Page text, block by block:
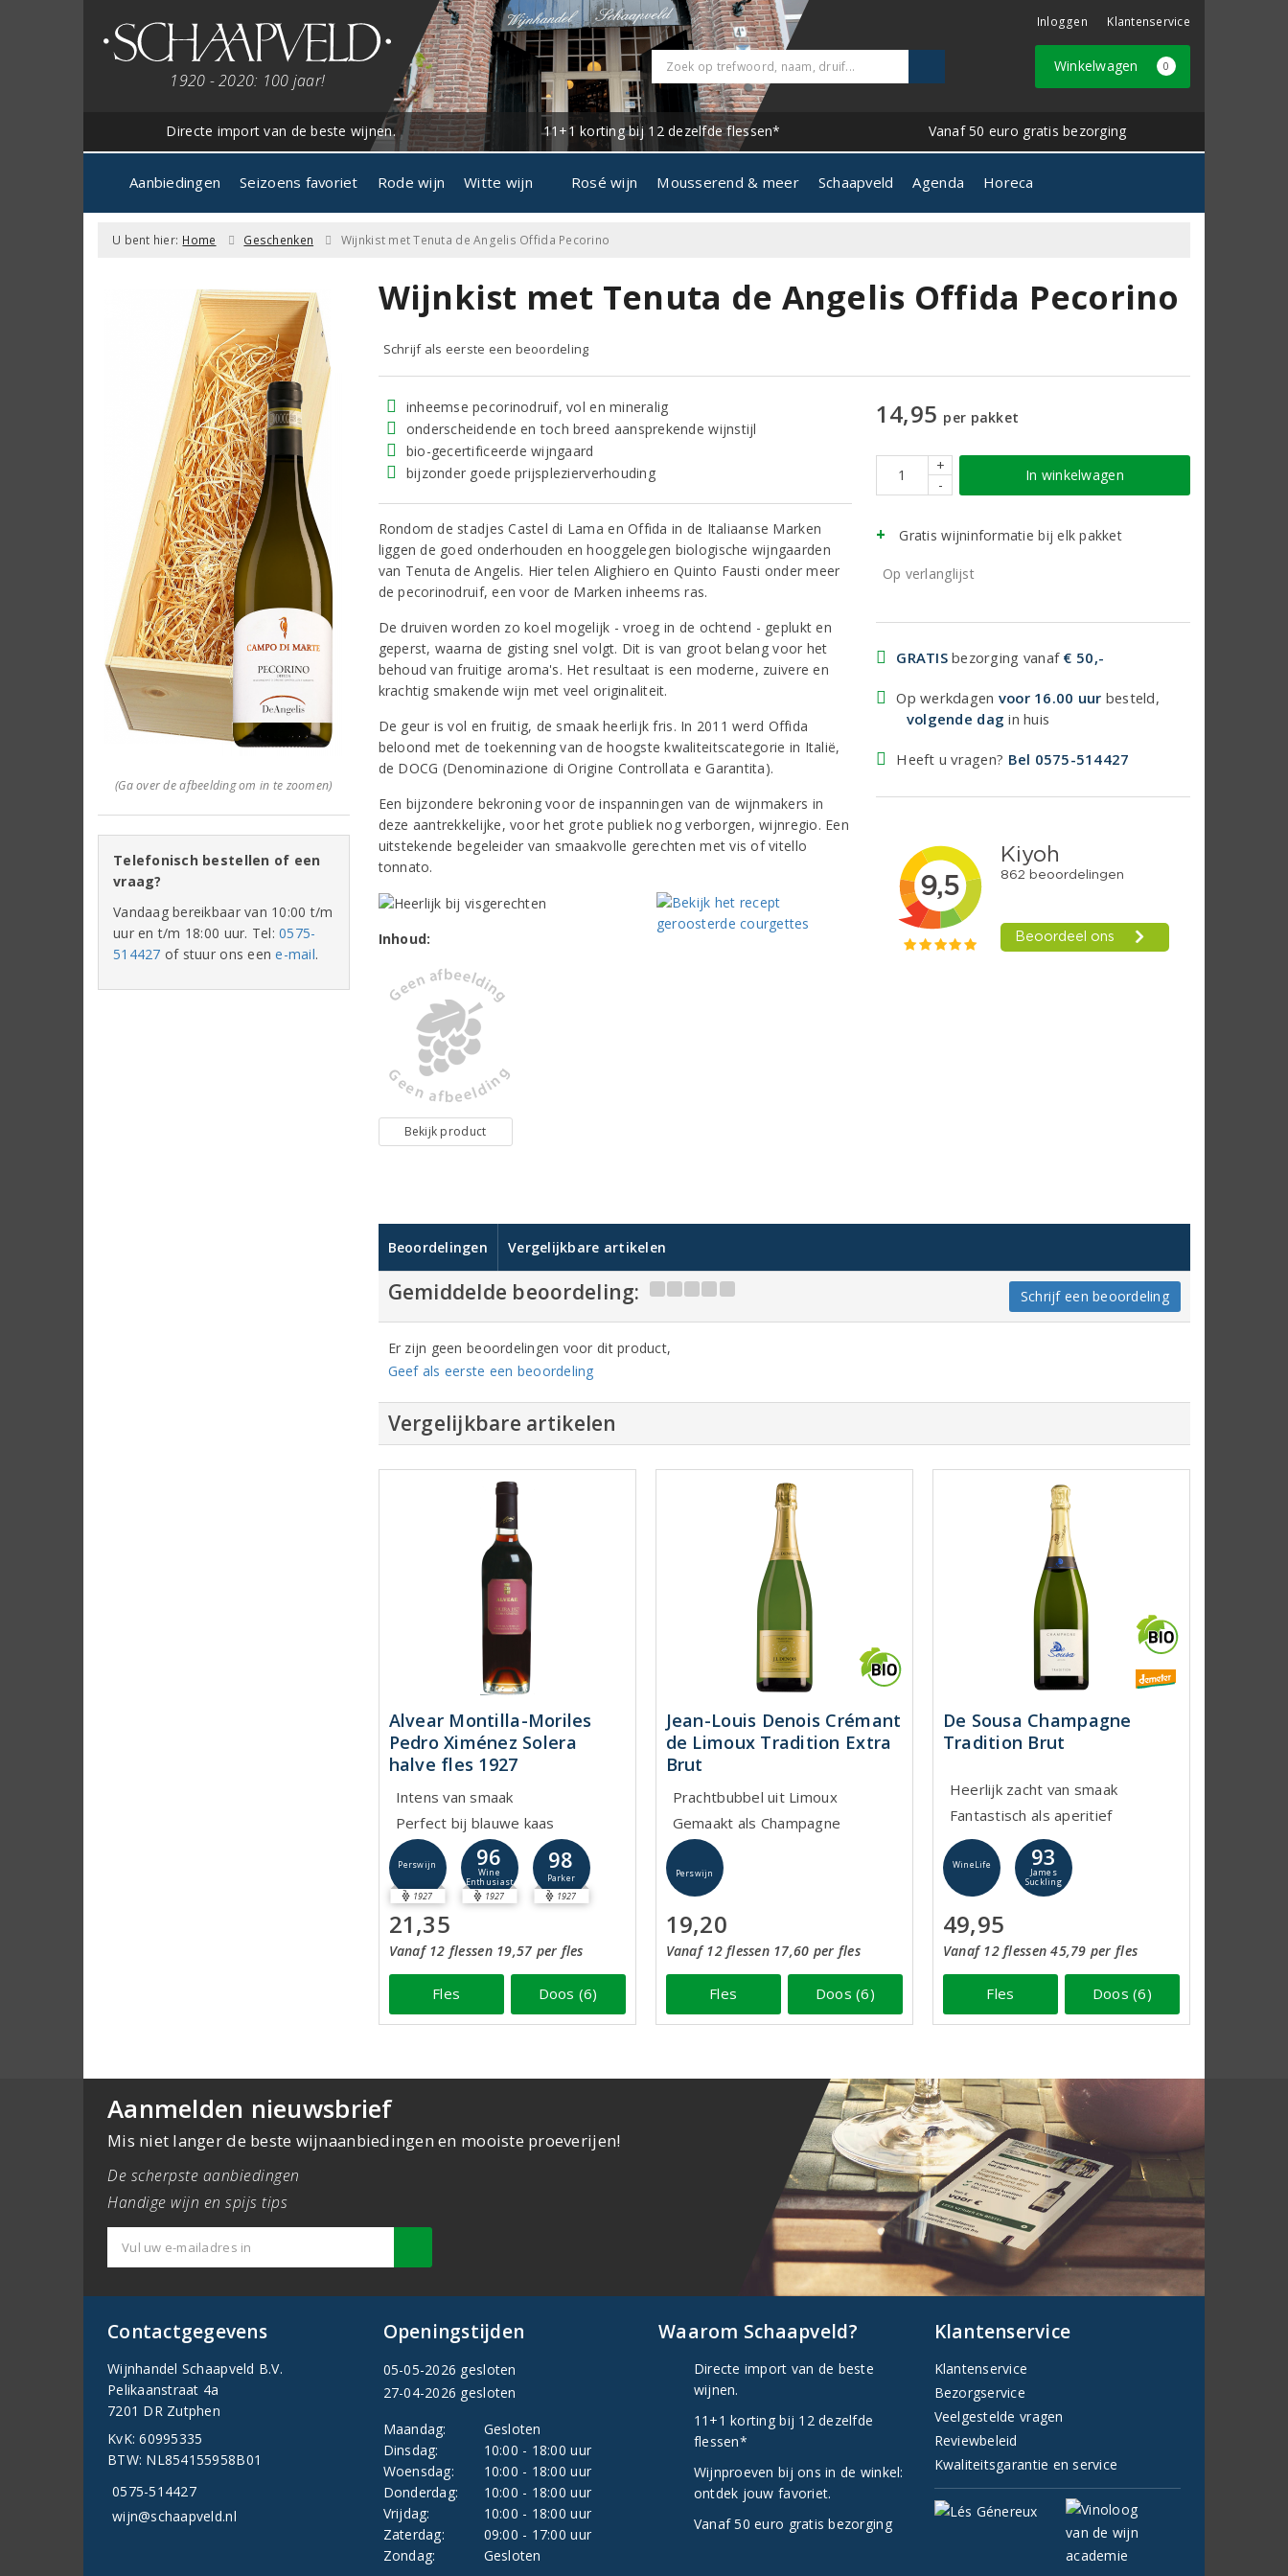
1920 - 2020: 100 jaar!
Inloggen Klantenservice
Winkelwagen 0
Directe import van de beste wijnen. 11+1 korting bij 12 dezelfde flessen* Vanaf 50 euro gratis bezorging
Aanbiedingen Seizoens favoriet Rode wijn Witte wijn Rosé wijn Mousserend & meer Schaapveld Agenda Horeca
U bent hier: Home Geschenken Wijnkist met Tenuta de Angelis Offida Pecorino
(Ga over de afbeelding om in te zoomen)
Telefonisch bestellen of een
vraag?
Vandaag bereikbaar van 10:00 t/m
uur en t/m 18:00 uur. Tel:0575-
514427 of stuur ons eene-mail.
Wijnkist met Tenuta de Angelis Offida Pecorino
Schrijf als eerste een beoordeling
inheemse pecorinodruif, vol en mineralig
onderscheidende en toch breed aansprekende wijnstijl
bio-gecertificeerde wijngaard
bijzonder goede prijsplezierverhouding
Rondom de stadjes Castel di Lama en Offida in de Italiaanse Marken
liggen de goed onderhouden en hooggelegen biologische wijngaarden
van Tenuta de Angelis. Hier telen Alighiero en Quinto Fausti onder meer
de pecorinodruif, een voor de Marken inheems ras.
De druiven worden zo koel mogelijk - vroeg in de ochtend - geplukt en
geperst, waarna de gisting snel volgt. Dit is van groot belang voor het
behoud van fruitige aroma's. Het resultaat is een moderne, zuivere en
krachtig smakende wijn met veel originaliteit.
De geur is vol en fruitig, de smaak heerlijk fris. In 2011 werd Offida
beloond met de toekenning van de hoogste kwaliteitscategorie in Italië,
de DOCG (Denominazione di Origine Controllata e Garantita).
Een bijzondere bekroning voor de inspanningen van de wijnmakers in
deze aantrekkelijke, voor het grote publiek nog verborgen, wijnregio. Een
uitstekende begeleider van smaakvolle gerechten met vis of vitello
tonnato.
Inhoud:
Bekijk product
14,95 per pakket
+
-
In winkelwagen
Gratis wijninformatie bij elk pakket
Op verlanglijst
GRATISbezorging vanaf € 50,-
Op werkdagen voor 16.00 uur besteld,
volgende dag in huis
Heeft u vragen? Bel 0575-514427
Beoordelingen Vergelijkbare artikelen
Gemiddelde beoordeling: Schrijf een beoordeling
Er zijn geen beoordelingen voor dit product,
Geef als eerste een beoordeling
Vergelijkbare artikelen
Alvear Montilla-Moriles
Pedro Ximénez Solera
halve fles 1927
Intens van smaak
Perfect bij blauwe kaas
Perswijn
1927
96
Wine
Enthusiast
1927
98
Parker
1927
21,35
Vanaf 12 flessen 19,57 per fles
Fles Doos (6)
Jean-Louis Denois Crémant
de Limoux Tradition Extra
Brut
Prachtbubbel uit Limoux
Gemaakt als Champagne
Perswijn
19,20
Vanaf 12 flessen 17,60 per fles
Fles Doos (6)
De Sousa Champagne
Tradition Brut
Heerlijk zacht van smaak
Fantastisch als aperitief
WineLife 93
James
Suckling
49,95
Vanaf 12 flessen 45,79 per fles
Fles Doos (6)
Aanmelden nieuwsbrief
Mis niet langer de beste wijnaanbiedingen en mooiste proeverijen!
De scherpste aanbiedingen
Handige wijn en spijs tips
Contactgegevens
Wijnhandel Schaapveld B.V.
Pelikaanstraat 4a
7201 DR Zutphen
KvK: 60995335
BTW: NL854155958B01
0575-514427
wijn@schaapveld.nl
Openingstijden
05-05-2026 gesloten
27-04-2026 gesloten
Maandag:
Gesloten
Dinsdag:
10:00 - 18:00 uur
Woensdag:
10:00 - 18:00 uur
Donderdag:
10:00 - 18:00 uur
Vrijdag:
10:00 - 18:00 uur
Zaterdag:
09:00 - 17:00 uur
Zondag:
Gesloten
Waarom Schaapveld?
Directe import van de beste
wijnen.
11+1 korting bij 12 dezelfde
flessen*
Wijnproeven bij ons in de winkel:
ontdek jouw favoriet.
Vanaf 50 euro gratis bezorging
Klantenservice
Klantenservice
Bezorgservice
Veelgestelde vragen
Reviewbeleid
Kwaliteitsgarantie en service